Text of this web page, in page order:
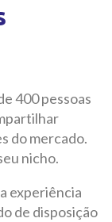
400 pessoas
do mercado.
nicho.
experiência
de disposição